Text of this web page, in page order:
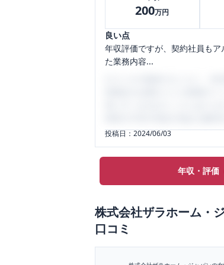
200万円
良い点
年収評価ですが、契約社員も
た業務内容...
口コミを1投稿するごとに、
性限定の企業口コミの投稿サ
気にすべき点がたくさんあり
将来の不安や現在の悩みを解
投稿日：2024/06/03
年収・評価
株式会社ザラホーム・
口コミ